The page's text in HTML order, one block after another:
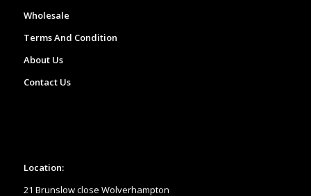
Wholesale
Terms And Condition
About Us
Contact Us
Location:
21 Brunslow close Wolverhampton